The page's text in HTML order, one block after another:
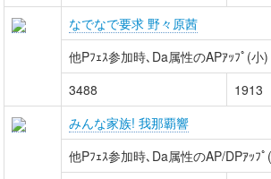
なでなで要求 野々原茜
他Pﾌｪｽ参加時､Da属性のAPｱｯﾌﾟ(小)
3488
1913
みんな家族! 我那覇響
他Pﾌｪｽ参加時､Da属性のAP/DPｱｯﾌﾟ